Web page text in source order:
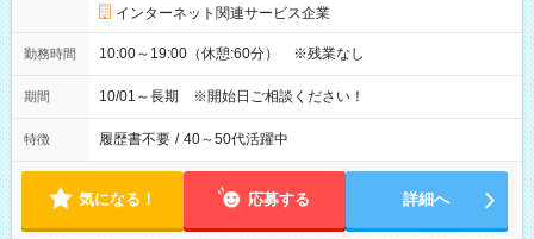
インターネット関連サービス企業
勤務時間 10:00～19:00（休憩:60分） ※残業なし
期間 10/01～長期 ※開始日ご相談ください！
特徴 履歴書不要 / 40～50代活躍中
気になる！ 応募する 詳細へ